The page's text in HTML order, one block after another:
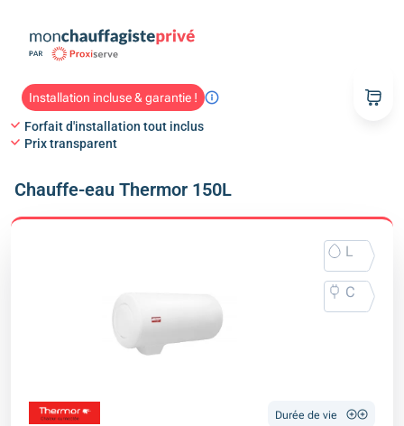
Installation incluse & garantie !
Forfait d'installation tout inclus
Prix transparent
Chauffe-eau Thermor 150L
L
C
Durée de vie